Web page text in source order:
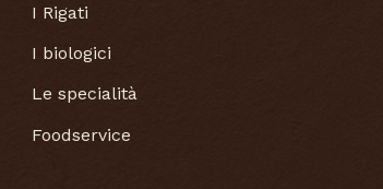
I Rigati
I biologici
Le specialità
Foodservice